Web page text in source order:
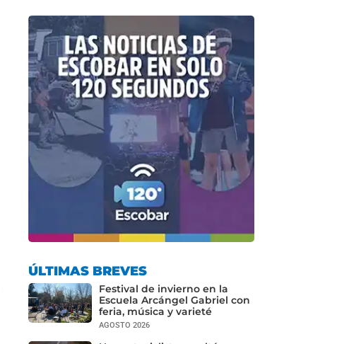
ÚLTIMAS BREVES
Festival de invierno en la
Escuela Arcángel Gabriel con
feria, música y varieté
AGOSTO 2026